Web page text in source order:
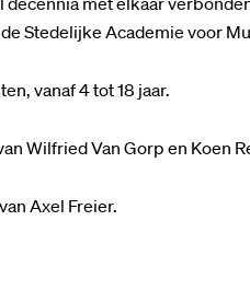
Stedelijke Academie voor
vanaf 4 tot 18 jaar.
Wilfried Van Gorp en Koen
Axel Freier.